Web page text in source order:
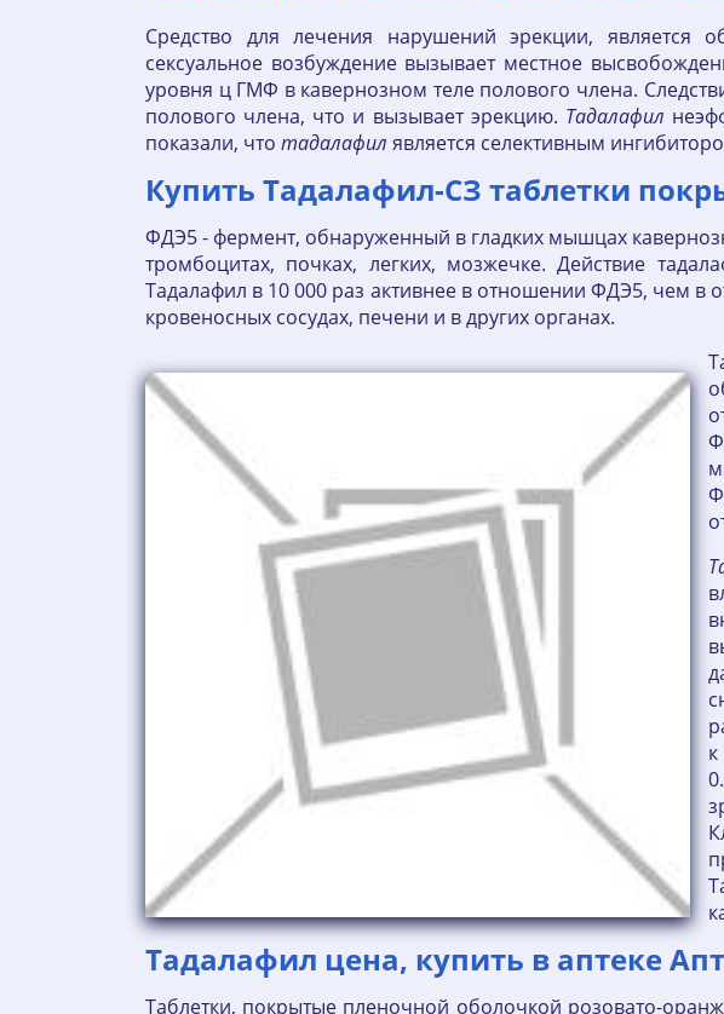
Средство для лечения нарушений эрекции,
сексуальное возбуждение вызывает местное
уровня ц ГМФ в кавернозном теле полового члена.
полового члена, что и вызывает эрекцию. Тадалафил
показали, что тадалафил является селективным
Купить Тадалафил-СЗ таблетки
ФДЭ5 - фермент, обнаруженный в гладких мышцах
тромбоцитах, почках, легких, мозжечке. Действие
Тадалафил в 10 000 раз активнее в отношении ФДЭ5, чем
кровеносных сосудах, печени и в других органах.
Тадалафил цена, купить в аптеке
Таблетки, покрытые пленочной оболочкой розовато-